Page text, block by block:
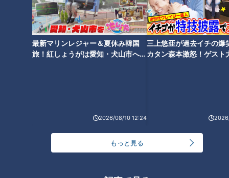
最新マリンレジャー＆夏休み韓国
旅！紅しょうがは愛知・犬山市へ
2026/08/10 12:24
三上悠亜が過去イチの爆
カタン森本激怒！ゲスト
もっと見る
銀賞は、岐阜県多治見市に本社がある「バロー」の「生姜香
る！若鶏の竜田揚げ」。愛知60店舗、岐阜68店舗、三重7店舗
の東海地方おなじみのスーパー。
下味として付け込んである調味料は、白だし、ラフランス、魚